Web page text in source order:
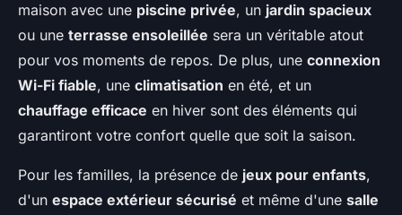
maison avec une piscine privée, un jardin spacieux
ou une terrasse ensoleillée sera un véritable atout
pour vos moments de repos. De plus, une connexion
Wi-Fi fiable, une climatisation en été, et un
chauffage efficace en hiver sont des éléments qui
garantiront votre confort quelle que soit la saison.
Pour les familles, la présence de jeux pour enfants,
d'un espace extérieur sécurisé et même d'une salle